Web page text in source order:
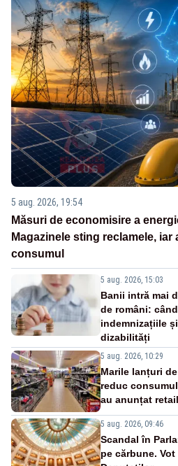
5 aug. 2026, 19:54
Măsuri de economisire a
Magazinele sting reclamele,
consumul
5 aug. 2026, 15:03
Banii intră mai
de români:
indemnizațiile
dizabilități
5 aug. 2026, 10:29
Marile lanțuri
reduc
au anunțat
5 aug. 2026, 09:46
Scandal în
pe cărbune.